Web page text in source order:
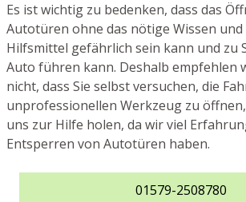
Es ist wichtig zu bedenken, dass das
Autotüren ohne das nötige Wissen
Hilfsmittel gefährlich sein kann und zu
Auto führen kann. Deshalb empfehlen
nicht, dass Sie selbst versuchen, die
unprofessionellen Werkzeug zu
uns zur Hilfe holen, da wir viel
Entsperren von Autotüren haben.
01579-2508780